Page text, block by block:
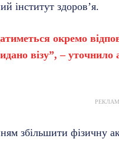
інститут здоров’я.
окремо
візу”, –
збільшити фізичну